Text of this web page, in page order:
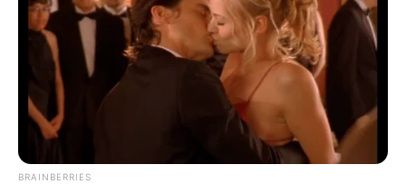
ปีนี้เกิดอาการคิดมาก เพราะถูกเป่าหูเหลือเกิน“ไพ่ขันธ
กุมาร” และ “ไพ่เจ้าชายแห่งดาบ”มักได้ยินเรื่องที่ทำให้ไม่
สบายใจ อย่าเพิ่งไปสนใจใครมาก ให้เชื่อมั่นในตัวเอง ทำดีได้
ดีแน่นอน การทำงานไม่ค่อยได้ดั่งใจ ยิ่งเพื่อนร่วมงาน
หัวหน้า เข้าหากันไม่ค่อยติด ต่างคนต่างความคิด ช่วงปลาย
ถึงจะลงเอยกันได้ด้วยดี
BRAINBERRIES